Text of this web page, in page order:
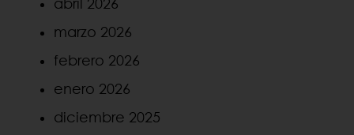
marzo 2026
febrero 2026
enero 2026
diciembre 2025